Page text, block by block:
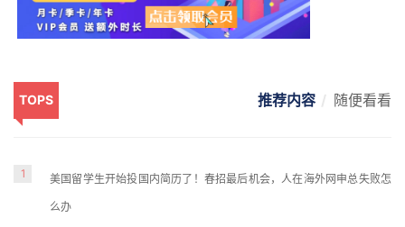
TOPS 推荐内容 随便看看
1 美国留学生开始投国内简历了！春招最后机会，人在海外网申总失败怎
么办